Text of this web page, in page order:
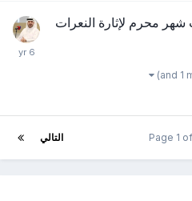
شهر محرم لإثارة النعرات
التالي Page 1